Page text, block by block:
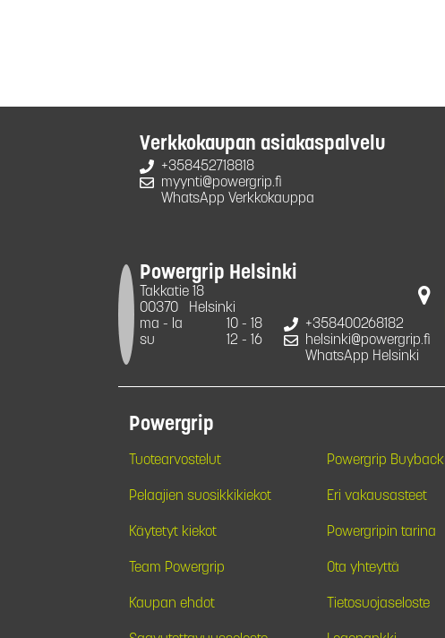
Verkkokaupan asiakaspalvelu
+358452718818
myynti@powergrip.fi
WhatsApp Verkkokauppa
Powergrip Helsinki
Takkatie 18
00370
Helsinki
ma - la
10 - 18
su
12 - 16
+358400268182
helsinki@powergrip.fi
WhatsApp Helsinki
Powergrip
Tuotearvostelut Powergrip Buyback
Pelaajien suosikkikiekot Eri vakausasteet
Käytetyt kiekot Powergripin tarina
Team Powergrip Ota yhteyttä
Kaupan ehdot Tietosuojaseloste